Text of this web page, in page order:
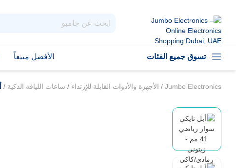
تسوق جميع الفئات الأفضل مبيعاً
Jumbo Electronics
/ الأجهزة والأدوات القابلة للإرتداء / ساعات اللياقة الذكية /